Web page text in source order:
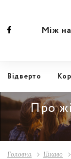
Відвертo
Між
Про
Головна Цікаво